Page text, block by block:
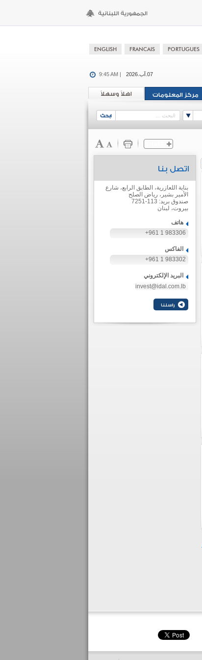
07.آب.2026 9:45 AM |
اهلاً وسهلاً مركز المعلومات
اتصل بنا
بناية اللعازرية، الطابق الرابع، شارع
الأمير بشير، رياض الصلح
صندوق بريد: 113-7251
بيروت، لبنان
هاتف
+961 1 983306
الفاكس
+961 1 983302
البريد الإلكتروني
invest@idal.com.lb